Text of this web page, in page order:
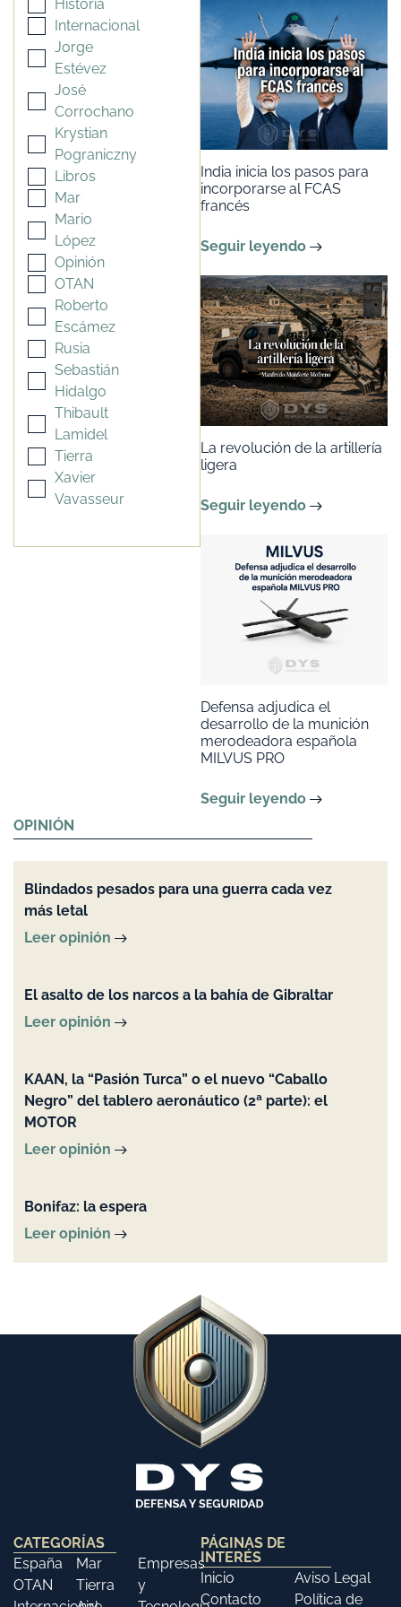
Historia
Internacional
Jorge
Estévez
José
Corrochano
Krystian
Pograniczny
Libros
Mar
Mario
López
Opinión
OTAN
Roberto
Escámez
Rusia
Sebastián
Hidalgo
Thibault
Lamidel
Tierra
Xavier
Vavasseur
India inicia los pasos para
incorporarse al FCAS
francés
Seguir leyendo
La revolución de la artillería
ligera
Seguir leyendo
Defensa adjudica el
desarrollo de la munición
merodeadora española
MILVUS PRO
Seguir leyendo
OPINIÓN
Blindados pesados para una guerra cada vez
más letal
Leer opinión
El asalto de los narcos a la bahía de Gibraltar
Leer opinión
KAAN, la “Pasión Turca” o el nuevo “Caballo
Negro” del tablero aeronáutico (2ª parte): el
MOTOR
Leer opinión
Bonifaz: la espera
Leer opinión
CATEGORÍAS
España
OTAN
Mar
Tierra
Empresas
y
PÁGINAS DE
INTERÉS
Inicio
Contacto
Aviso Legal
Política de